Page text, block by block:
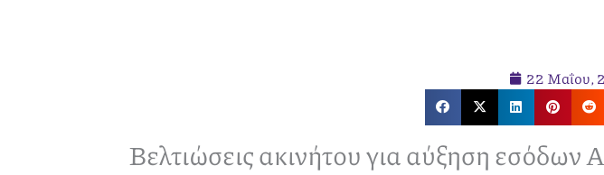
22 Μαΐου,
Βελτιώσεις ακινήτου για αύξηση